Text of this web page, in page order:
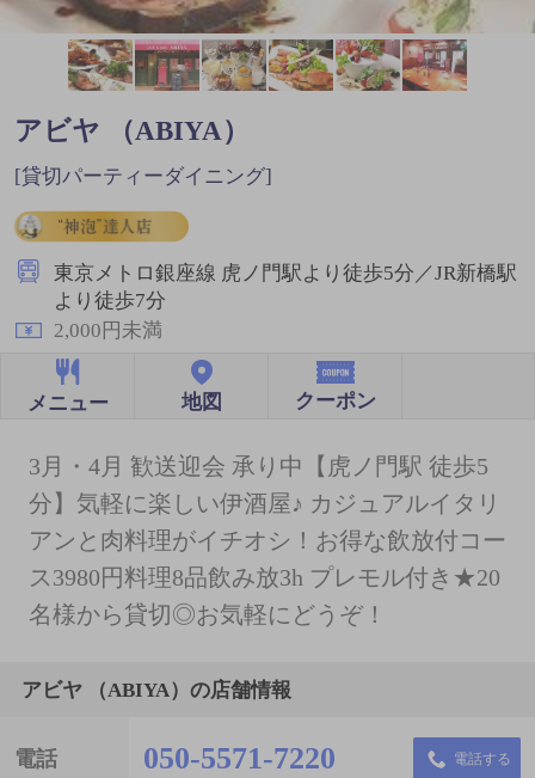
アビヤ （ABIYA）
[貸切パーティーダイニング]
東京メトロ銀座線 虎ノ門駅より徒歩5分／JR新橋駅
より徒歩7分
2,000円未満
メニュー 地図 クーポン
3月・4月 歓送迎会 承り中【虎ノ門駅 徒歩5
分】気軽に楽しい伊酒屋♪ カジュアルイタリ
アンと肉料理がイチオシ！お得な飲放付コー
ス3980円料理8品飲み放3h プレモル付き★20
名様から貸切◎お気軽にどうぞ！
アビヤ （ABIYA）の店舗情報
電話 050-5571-7220 電話する